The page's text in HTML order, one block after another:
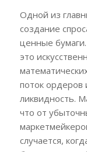
Одной из
создание
ценные
это
поток ордеров
ликвидность.
что от
случается,